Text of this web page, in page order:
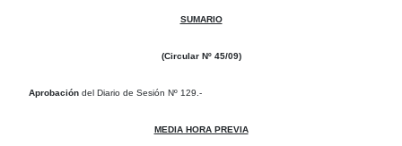
SUMARIO
(Circular Nº 45/09)
Aprobación del Diario de Sesión Nº 129.-
MEDIA HORA PREVIA